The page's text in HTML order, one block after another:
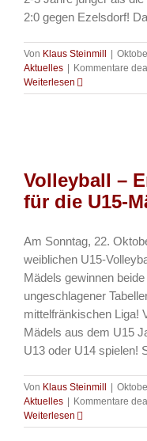
2:0 gegen Ezelsdorf!
Von Klaus Steinmill
Aktuelles
Kommentare
Weiterlesen
Volleyball –
für die U15-
Am Sonntag, 22.
weiblichen U15-
Mädels gewinnen
ungeschlagener
mittelfränkischen Liga!
Mädels aus dem U15
U13 oder U14 spielen!
Von Klaus Steinmill
Aktuelles
Kommentare
Weiterlesen